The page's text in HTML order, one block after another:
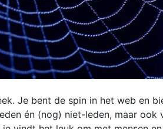
Je bent de spin in het web en
én (nog) niet-leden, maar ook